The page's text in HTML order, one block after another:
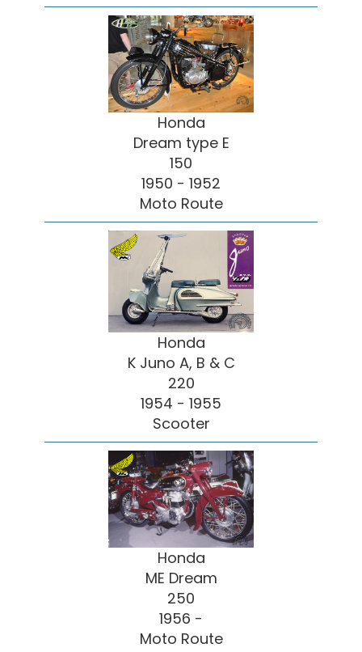
Honda
Dream type E
150
1950 - 1952
Moto Route
Honda
K Juno A, B & C
220
1954 - 1955
Scooter
Honda
ME Dream
250
1956 -
Moto Route